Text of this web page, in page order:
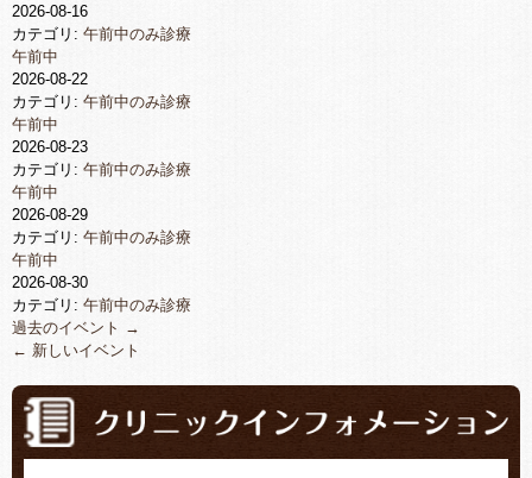
2026-08-16
カテゴリ: 午前中のみ診療
午前中
2026-08-22
カテゴリ: 午前中のみ診療
午前中
2026-08-23
カテゴリ: 午前中のみ診療
午前中
2026-08-29
カテゴリ: 午前中のみ診療
午前中
2026-08-30
カテゴリ: 午前中のみ診療
過去のイベント →
← 新しいイベント